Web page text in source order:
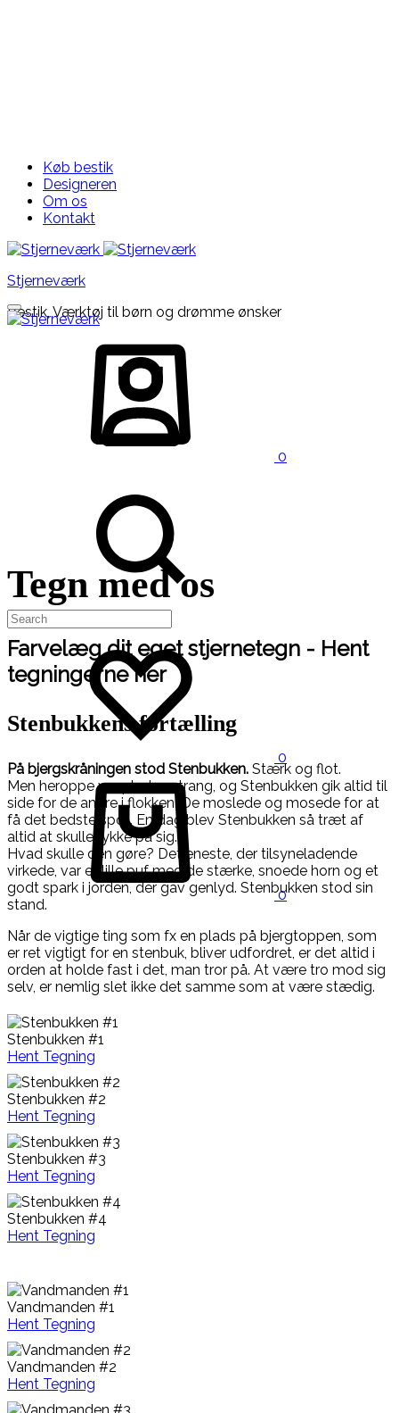
Køb bestik
Designeren
Om os
Kontakt
Stjerneværk
Bestik, Værktøj til børn og drømme ønsker
0
0
0
Tegn med os
Farvelæg dit eget stjernetegn - Hent
tegningerne her
Stenbukkens fortælling
På bjergskråningen stod Stenbukken. Stærk og flot.
Men heroppe var pladsen trang, og Stenbukken gik altid til
side for de andre i flokken. De moslede og mosede for at
få det bedste spot. En dag blev Stenbukken så træt af
altid at skulle rykke på sig.
Hvad skulle den gøre? Det eneste, der tilsyneladende
virkede, var et lille puf med de stærke, snoede horn og et
godt spark i jorden, der gav genlyd. Stenbukken stod sin
stand.
Når de vigtige ting som fx en plads på bjergtoppen, som
er ret vigtigt for en stenbuk, bliver udfordret, er det altid i
orden at holde fast i det, man tror på. At være tro mod sig
selv, er nemlig slet ikke det samme som at være stædig.
Stenbukken #1
Hent Tegning
Stenbukken #2
Hent Tegning
Stenbukken #3
Hent Tegning
Stenbukken #4
Hent Tegning
Vandmanden #1
Hent Tegning
Vandmanden #2
Hent Tegning